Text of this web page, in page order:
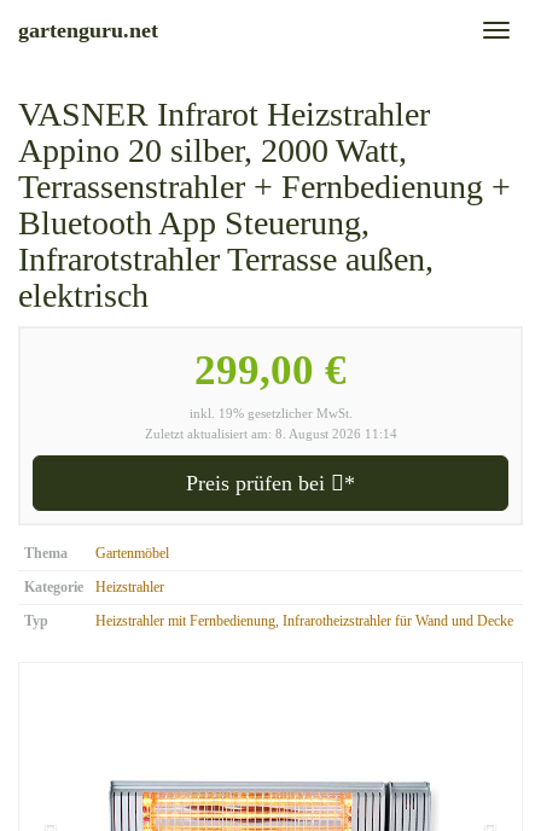
Toggle
gartenguru.net
VASNER Infrarot Heizstrahler
Appino 20 silber, 2000 Watt,
Terrassenstrahler + Fernbedienung +
Bluetooth App Steuerung,
Infrarotstrahler Terrasse außen,
elektrisch
299,00 €
inkl. 19% gesetzlicher MwSt.
Zuletzt aktualisiert am: 8. August 2026 11:14
Preis prüfen bei *
Thema
Gartenmöbel
Kategorie
Heizstrahler
Typ
Heizstrahler mit Fernbedienung, Infrarotheizstrahler für Wand und Decke